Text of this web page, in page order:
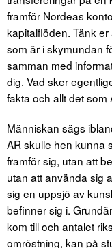
framför Nordeas
kapitalflöden. Tänk
som är i skymundan
samman med
dig. Vad sker
fakta och allt det
Människan sägs
AR skulle hen kunna
framför sig, utan att
utan att använda sig
sig en uppsjö av
befinner sig i.
kom till och antalet
omröstning, kan på